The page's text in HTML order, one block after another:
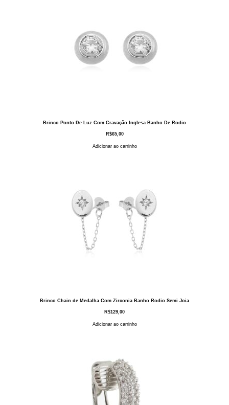
Brinco Ponto De Luz Com Cravação Inglesa Banho De Rodio
R$65,00
Adicionar ao carrinho
Brinco Chain de Medalha Com Zirconia Banho Rodio Semi Joia
R$129,00
Adicionar ao carrinho